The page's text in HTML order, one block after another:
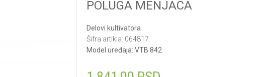
POLUGA MENJACA
Delovi kultivatora
Šifra artikla: 064817
Model uređaja: VTB 842